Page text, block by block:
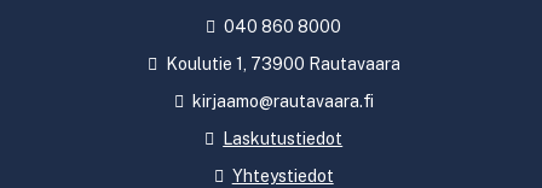
040 860 8000
Koulutie 1, 73900 Rautavaara
kirjaamo@rautavaara.fi
Laskutustiedot
Yhteystiedot